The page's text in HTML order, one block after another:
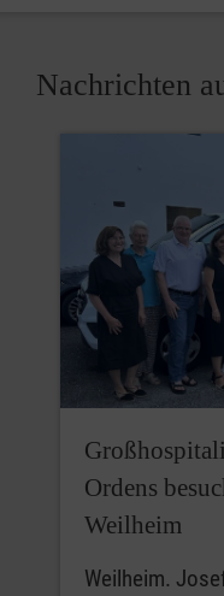
Nachrichten
Ordens
Weilheim
Weilheim.